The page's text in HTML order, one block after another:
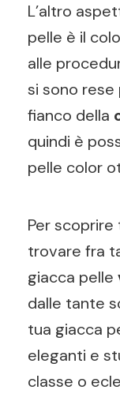
L’altro
pelle è il
alle
si sono
fianco della
quindi è
pelle color
Per
trovare fra
giacca pelle
dalle tante
tua giacca
eleganti e
classe o